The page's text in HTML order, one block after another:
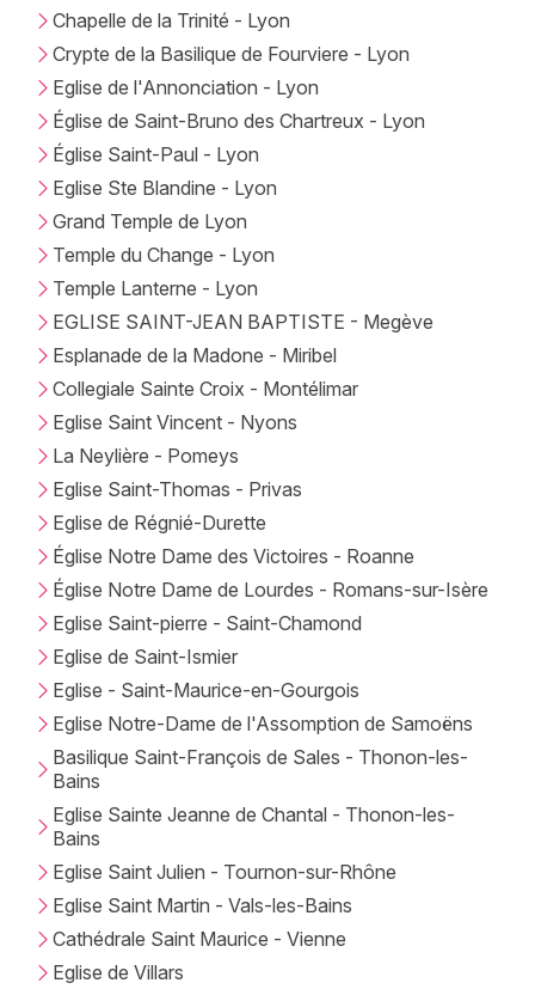
Chapelle de la Trinité - Lyon
Crypte de la Basilique de Fourviere - Lyon
Eglise de l'Annonciation - Lyon
Église de Saint-Bruno des Chartreux - Lyon
Église Saint-Paul - Lyon
Eglise Ste Blandine - Lyon
Grand Temple de Lyon
Temple du Change - Lyon
Temple Lanterne - Lyon
EGLISE SAINT-JEAN BAPTISTE - Megève
Esplanade de la Madone - Miribel
Collegiale Sainte Croix - Montélimar
Eglise Saint Vincent - Nyons
La Neylière - Pomeys
Eglise Saint-Thomas - Privas
Eglise de Régnié-Durette
Église Notre Dame des Victoires - Roanne
Église Notre Dame de Lourdes - Romans-sur-Isère
Eglise Saint-pierre - Saint-Chamond
Eglise de Saint-Ismier
Eglise - Saint-Maurice-en-Gourgois
Eglise Notre-Dame de l'Assomption de Samoëns
Basilique Saint-François de Sales - Thonon-les-
Bains
Eglise Sainte Jeanne de Chantal - Thonon-les-
Bains
Eglise Saint Julien - Tournon-sur-Rhône
Eglise Saint Martin - Vals-les-Bains
Cathédrale Saint Maurice - Vienne
Eglise de Villars